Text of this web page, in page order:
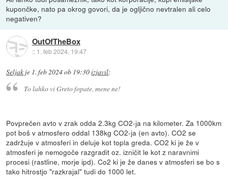
kupončke, nato pa okrog govori, da je ogljično nevtralen ali celo
negativen?
OutOfTheBox
:: 1. feb 2024, 19:47
Seljak je 1. feb 2024 ob 19:30izjavil:
To lahko vi Greto fopate, mene ne!
Povprečen avto v zrak odda 2.3kg CO2-ja na kilometer. Za 1000km
pot boš v atmosfero oddal 138kg CO2-ja (en avto). CO2 se
zadržuje v atmosferi in deluje kot topla greda. CO2 ki je že v
atmosferi je nemogoče razgradit oz. izničit le kot z naravnimi
procesi (rastline, morje ipd). Co2 ki je že danes v atmosferi se bo s
tako hitrostjo "razkrajal" tudi do 1000 let.